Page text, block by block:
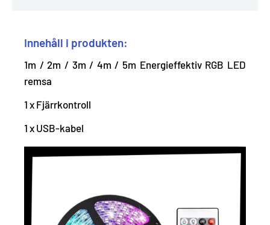
Innehåll i produkten:
1m / 2m / 3m / 4m / 5m Energieffektiv RGB LED
remsa
1 x Fjärrkontroll
1 x USB-kabel